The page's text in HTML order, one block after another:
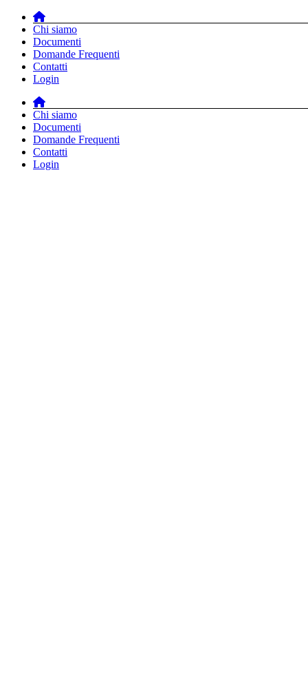
Salta
contenuto
Chi siamo
Documenti
Domande Frequenti
Contatti
Login
Chi siamo
Documenti
Domande Frequenti
Contatti
Login